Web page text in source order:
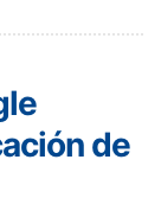
de